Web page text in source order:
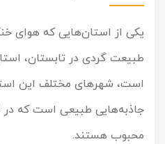
یکی از استان‌هایی که هوای
طبیعت گردی در تابستان،
است، شهرهای مختلف این
جاذبه‌هایی طبیعی است که در
محبوب هستند.